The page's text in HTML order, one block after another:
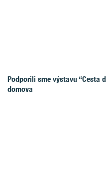
Podporili sme výstavu “Cesta
domova